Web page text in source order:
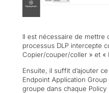
Il est nécessaire de mettre
processus DLP intercepte
Copier/couper/coller » et «
Ensuite, il suffit d’ajouter
Endpoint Application
groupe dans chaque